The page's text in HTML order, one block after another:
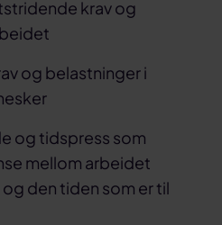
krav og
og belastninger i
og tidspress som
mellom arbeidet
den tiden som er til